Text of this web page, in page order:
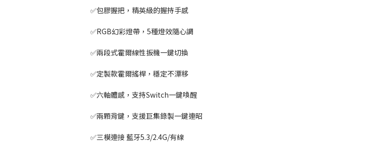
✅包膠握把，精英級的握持手感
✅RGB幻彩燈帶，5種燈效隨心調
✅兩段式霍爾線性扳機一鍵切換
✅定製款霍爾搖桿，穩定不漂移
✅六軸體感，支持Switch一鍵喚醒
✅兩顆背鍵，支援巨集錄製一鍵連昭
✅三模連接 藍牙5.3/2.4G/有線